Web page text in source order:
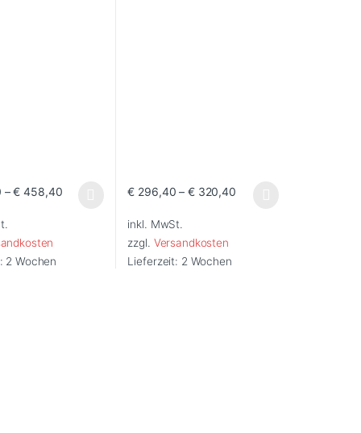
gewählt werden
Die Optionen können auf der Produktseite gewählt werden
–€ 458,40
weist mehrere Varianten auf. Die Optionen können auf der
2 Wochen
€ 296,40 – €320,40
Dieses Produkt weist mehrere Varianten
inkl. MwSt.
zzgl. Versandkosten
Lieferzeit: 2 Wochen